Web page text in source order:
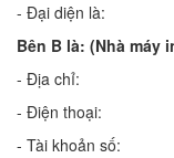
- Đại diện là:
Bên B là: (Nhà máy
- Địa chỉ:
- Điện thoại:
- Tài khoản số: